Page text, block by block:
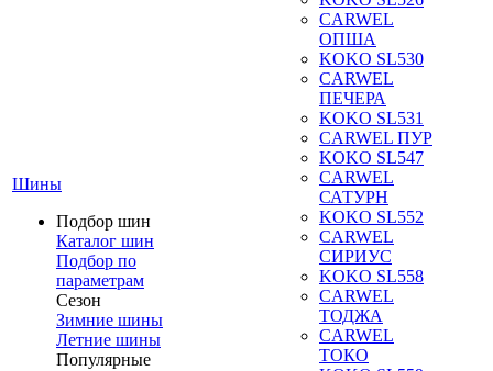
Шины
Подбор шин
Каталог шин
Подбор по
параметрам
Сезон
Зимние шины
Летние шины
Популярные
CARWEL
ОПША
KOKO SL530
CARWEL
ПЕЧЕРА
KOKO SL531
CARWEL ПУР
KOKO SL547
CARWEL
САТУРН
KOKO SL552
CARWEL
СИРИУС
KOKO SL558
CARWEL
ТОДЖА
CARWEL
ТОКО